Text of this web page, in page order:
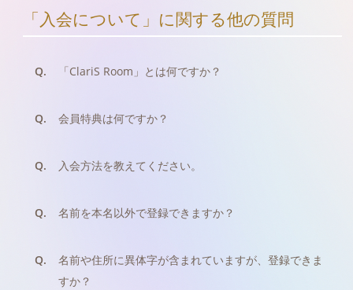
「入会について」に関する他の質問
Q. 「ClariS Room」とは何ですか？
Q. 会員特典は何ですか？
Q. 入会方法を教えてください。
Q. 名前を本名以外で登録できますか？
Q.
名前や住所に異体字が含まれていますが、登録できま
すか？